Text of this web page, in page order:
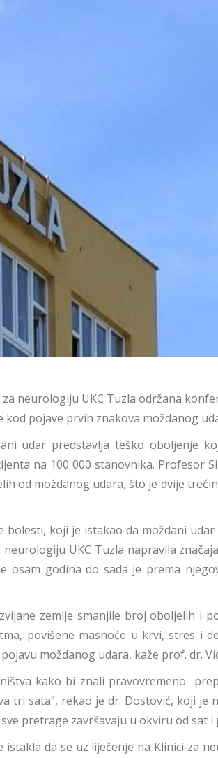
neurologiju UKC Tuzla održana
pojave prvih znakova moždanog
udar predstavlja teško oboljenje
na 100 000 stanovnika. Profesor
od moždanog udara, što je dvije
koji je istakao da moždani
UKC Tuzla napravila
godina do sada je prema
zemlje smanjile broj oboljelih i
povišene masnoće u krvi, stres i
moždanog udara, kaže prof. dr.
kako bi znali pravovremeno
sata”, rekao je dr. Dostović, koji je
pretrage završavaju u okviru od sat i
da se uz liječenje na Klinici za